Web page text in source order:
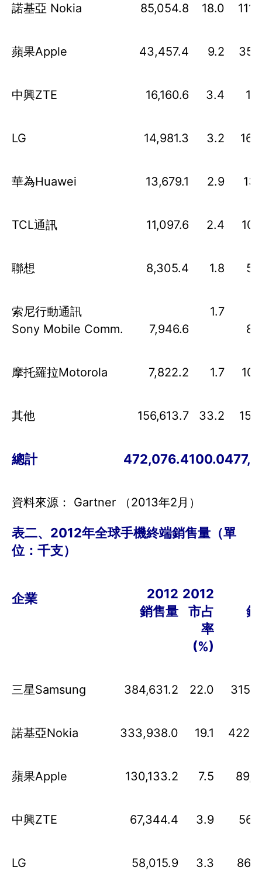
諾基亞 Nokia 85,054.8 18.0
蘋果Apple 43,457.4 9.2
中興ZTE 16,160.6 3.4
LG 14,981.3 3.2
華為Huawei 13,679.1 2.9
TCL通訊 11,097.6 2.4
聯想 8,305.4 1.8
索尼行動通訊
Sony Mobile Comm.
7,946.6
1.7
摩托羅拉Motorola 7,822.2 1.7
其他 156,613.7 33.2
總計 472,076.4100.0
資料來源： Gartner （2013年2月）
表二、 2012年全球手機終端銷售量（單
位：千支）
企業
2012
銷售量
2012
市占
率
(%)
銷
三星Samsung 384,631.2 22.0
諾基亞Nokia 333,938.0 19.1
蘋果Apple 130,133.2 7.5
中興ZTE 67,344.4 3.9
LG 58,015.9 3.3